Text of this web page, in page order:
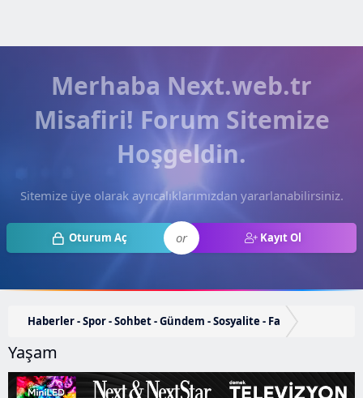
Merhaba Next.web.tr
Misafiri! Forum Sitemize
Hoşgeldin.
Sitemize üye olarak ayrıcalıklarımızdan yararlanabilirsiniz.
Oturum Aç or Kayıt Ol
Haberler - Spor - Sohbet - Gündem - Sosyalite - Fa
Yaşam